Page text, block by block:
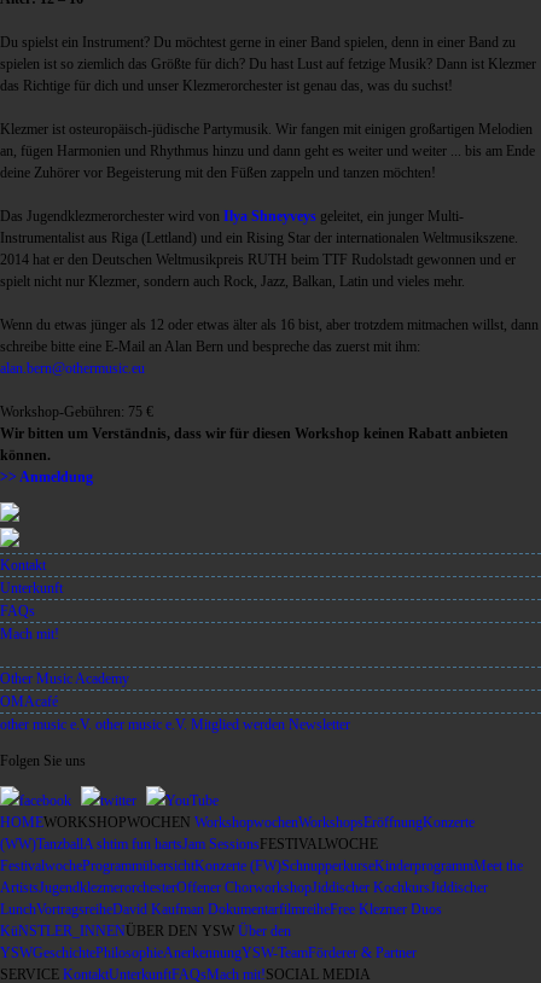
Du spielst ein Instrument? Du möchtest gerne in einer Band spielen, denn in einer Band zu
spielen ist so ziemlich das Größte für dich? Du hast Lust auf fetzige Musik? Dann ist Klezmer
das Richtige für dich und unser Klezmerorchester ist genau das, was du suchst!
Klezmer ist osteuropäisch-jüdische Partymusik. Wir fangen mit einigen großartigen Melodien
an, fügen Harmonien und Rhythmus hinzu und dann geht es weiter und weiter ... bis am Ende
deine Zuhörer vor Begeisterung mit den Füßen zappeln und tanzen möchten!
Das Jugendklezmerorchester wird von Ilya Shneyveys geleitet, ein junger Multi-
Instrumentalist aus Riga (Lettland) und ein Rising Star der internationalen Weltmusikszene.
2014 hat er den Deutschen Weltmusikpreis RUTH beim TTF Rudolstadt gewonnen und er
spielt nicht nur Klezmer, sondern auch Rock, Jazz, Balkan, Latin und vieles mehr.
Wenn du etwas jünger als 12 oder etwas älter als 16 bist, aber trotzdem mitmachen willst, dann
schreibe bitte eine E-Mail an Alan Bern und bespreche das zuerst mit ihm:
alan.bern@othermusic.eu
Workshop-Gebühren: 75 €
Wir bitten um Verständnis, dass wir für diesen Workshop keinen Rabatt anbieten
können.
>> Anmeldung
Kontakt
Unterkunft
FAQs
Mach mit!
Other Music Academy
OMAcafé
other music e.V. other music e.V. Mitglied werden Newsletter
Folgen Sie uns
facebook twitter
YouTube
HOMEWORKSHOPWOCHEN WorkshopwochenWorkshopsEröffnungKonzerte
(WW)TanzballA shtim fun hartsJam Sessions FESTIVALWOCHE
FestivalwocheProgrammübersichtKonzerte (FW)SchnupperkurseKinderprogrammMeet the
ArtistsJugendklezmerorchesterOffener ChorworkshopJiddischer KochkursJiddischer
LunchVortragsreiheDavid Kaufman DokumentarfilmreiheFree Klezmer Duos
KüNSTLER_INNENÜBER DEN YSW Über den
YSWGeschichtePhilosophieAnerkennungYSW-TeamFörderer & Partner
SERVICE KontaktUnterkunftFAQsMach mit!SOCIAL MEDIA